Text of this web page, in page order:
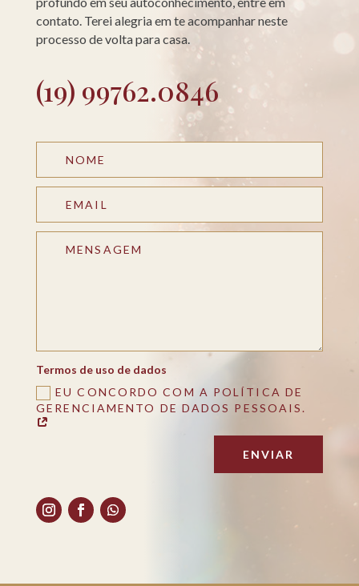
contato. Terei alegria em te acompanhar neste
processo de volta para casa.
(19) 99762.0846
Termos de uso de dados
EU CONCORDO COM A POLÍTICA DE
GERENCIAMENTO DE DADOS PESSOAIS.
ENVIAR